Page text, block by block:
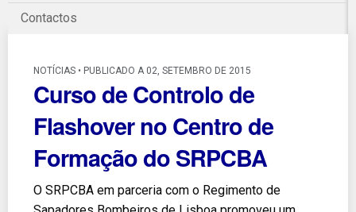
Contactos
NOTÍCIAS • PUBLICADO A 02, SETEMBRO DE 2015
Curso de Controlo de
Flashover no Centro de
Formação do SRPCBA
O SRPCBA em parceria com o Regimento de